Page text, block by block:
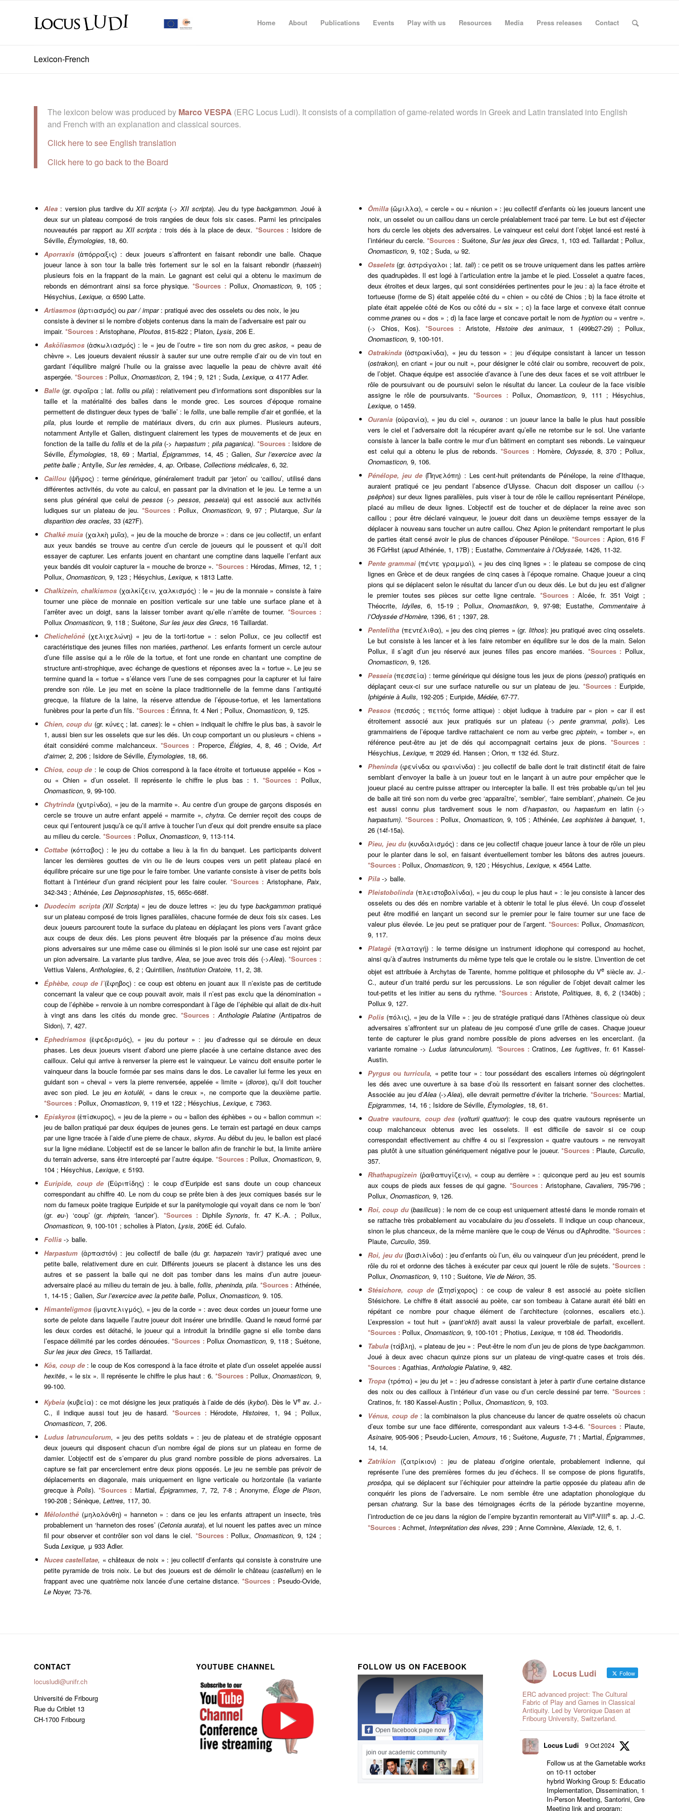
Home About Publications Events Play with us Resources Media Press releases Contact
Lexicon-French
The lexicon below was produced by Marco VESPA (ERC Locus Ludi). It consists of a compilation of game-related words in Greek and Latin translated into English
and French with an explanation and classical sources.
Click here to see English translation
Click here to go back to the Board
Alea : version plus tardive duXII scripta (->XII scripta). Jeu du type backgammon. Joué à
deux sur un plateau composé de trois rangées de deux fois six cases. Parmi les principales
nouveautés par rapport au XII scripta : trois dés à la place de deux. *Sources : Isidore de
Séville, Étymologies, 18, 60.
Aporraxis (ἀπόρραξις) : deux joueurs s’affrontent en faisant rebondir une balle. Chaque
joueur lance à son tour la balle très fortement sur le sol en la faisant rebondir (rhassein)
plusieurs fois en la frappant de la main. Le gagnant est celui qui a obtenu le maximum de
rebonds en démontrant ainsi sa force physique.*Sources : Pollux,Onomasticon,9, 105 ;
Hésychius, Lexique, α 6590 Latte.
Artiasmos (ἀρτιασμός) ou par / impar : pratiqué avec des osselets ou des noix, le jeu
consiste à deviner si le nombre d’objets contenus dans la main de l’adversaire est pair ou
impair. *Sources : Aristophane, Ploutos, 815-822 ; Platon, Lysis, 206 E.
Askōliasmos (ἀσκωλιασμός) : le « jeu de l’outre » tire son nom du grecaskos, « peau de
chèvre ». Les joueurs devaient réussir à sauter sur une outre remplie d’air ou de vin tout en
gardant l’équilibre malgré l’huile ou la graisse avec laquelle la peau de chèvre avait été
aspergée. *Sources : Pollux, Onomasticon, 2, 194 ; 9, 121 ; Suda, Lexique, α 4177 Adler.
Balle (gr. σφαῖρα ; lat. follisou pila) : relativement peu d’informations sont disponibles sur la
taille et la matérialité des balles dans le monde grec. Les sources d’époque romaine
permettent de distinguer deux types de ‘balle’ : lefollis, une balle remplie d’air et gonflée, et la
pila, plus lourde et remplie de matériaux divers, du crin aux plumes. Plusieurs auteurs,
notamment Antylle et Galien, distinguent clairement les types de mouvements et de jeux en
fonction de la taille du follis et de la pila(-> harpastum ;pila paganica).*Sources : Isidore de
Séville, Étymologies, 18, 69 ; Martial, Épigrammes, 14, 45 ; Galien, Sur l’exercice avec la
petite balle ; Antylle, Sur les remèdes, 4, ap. Oribase, Collections médicales, 6, 32.
Caillou (ψῆφος) : terme générique, généralement traduit par ‘jeton’ ou ‘caillou’, utilisé dans
différentes activités, du vote au calcul, en passant par la divination et le jeu. Le terme a un
sens plus général que celui depessos (->pessos, pesseia) qui est associé aux activités
ludiques sur un plateau de jeu.*Sources : Pollux, Onomasticon, 9, 97 ; Plutarque, Sur la
disparition des oracles, 33 (427F).
Chalkē muia (χαλκὴ μυῖα), « jeu de la mouche de bronze » : dans ce jeu collectif, un enfant
aux yeux bandés se trouve au centre d’un cercle de joueurs qui le poussent et qu’il doit
essayer de capturer. Les enfants jouent en chantant une comptine dans laquelle l’enfant aux
yeux bandés dit vouloir capturer la « mouche de bronze ».*Sources : Hérodas, Mimes, 12, 1 ;
Pollux, Onomasticon, 9, 123 ; Hésychius, Lexique, κ 1813 Latte.
Chalkizein, chalkismos (χαλκίζειν, χαλκισμός) : le « jeu de la monnaie » consiste à faire
tourner une pièce de monnaie en position verticale sur une table une surface plane et à
l’arrêter avec un doigt, sans la laisser tomber avant qu’elle n’arrête de tourner. *Sources :
Pollux Onomasticon, 9, 118 ; Suétone, Sur les jeux des Grecs, 16 Taillardat.
Chelichelōnē (χελιχελώνη) « jeu de la torti-tortue » : selon Pollux, ce jeu collectif est
caractéristique des jeunes filles non mariées,parthenoi. Les enfants forment un cercle autour
d’une fille assise qui a le rôle de la tortue, et font une ronde en chantant une comptine de
structure anti-strophique, avec échange de questions et réponses avec la « tortue ». Le jeu se
termine quand la « tortue » s’élance vers l’une de ses compagnes pour la capturer et lui faire
prendre son rôle. Le jeu met en scène la place traditionnelle de la femme dans l’antiquité
grecque, la filature de la laine, la réserve attendue de l’épouse-tortue, et les lamentations
funèbres pour la perte d’un fils. *Sources : Érinna, fr. 4 Neri ; Pollux, Onomasticon, 9, 125.
Chien, coup du (gr. κύνες ; lat.canes): le « chien » indiquait le chiffre le plus bas, à savoir le
1, aussi bien sur les osselets que sur les dés. Un coup comportant un ou plusieurs « chiens »
était considéré comme malchanceux.*Sources : Properce,Élégies, 4, 8, 46 ; Ovide,Art
d’aimer, 2, 206 ; Isidore de Séville, Étymologies, 18, 66.
Chios, coup de : le coup de Chios correspond à la face étroite et tortueuse appelée « Kos »
ou « Chien » d’un osselet. Il représente le chiffre le plus bas : 1. *Sources : Pollux,
Onomasticon, 9, 99-100.
Chytrinda (χυτρίνδα), « jeu de la marmite ». Au centre d’un groupe de garçons disposés en
cercle se trouve un autre enfant appelé « marmite », chytra. Ce dernier reçoit des coups de
ceux qui l’entourent jusqu’à ce qu’il arrive à toucher l’un d’eux qui doit prendre ensuite sa place
au milieu du cercle. *Sources : Pollux, Onomasticon, 9, 113-114.
Cottabe (κότταβος) : le jeu du cottabe a lieu à la fin du banquet. Les participants doivent
lancer les dernières gouttes de vin ou lie de leurs coupes vers un petit plateau placé en
équilibre précaire sur une tige pour le faire tomber. Une variante consiste à viser de petits bols
flottant à l’intérieur d’un grand récipient pour les faire couler. *Sources : Aristophane, Paix,
342-343 ; Athénée, Les Deipnosophistes, 15, 665c-668f.
Duodecim scripta(XII Scripta) « jeu de douze lettres »: jeu du typebackgammon pratiqué
sur un plateau composé de trois lignes parallèles, chacune formée de deux fois six cases. Les
deux joueurs parcourent toute la surface du plateau en déplaçant les pions vers l’avant grâce
aux coups de deux dés. Les pions peuvent être bloqués par la présence d’au moins deux
pions adversaires sur une même case ou éliminés si le pion isolé sur une case est rejoint par
un pion adversaire. La variante plus tardive,Alea, se joue avec trois dés (->Alea).*Sources :
Vettius Valens,Anthologies, 6, 2 ; Quintilien, Institution Oratoire, 11, 2, 38.
Éphèbe, coup de l’(ἔφηβος) : ce coup est obtenu en jouant aux Il n’existe pas de certitude
concernant la valeur que ce coup pouvait avoir, mais il n’est pas exclu que la dénomination «
coup de l’éphèbe » renvoie à un nombre correspondant à l’âge de l’éphébie qui allait de dix-huit
à vingt ans dans les cités du monde grec.*Sources : Anthologie Palatine (Antipatros de
Sidon), 7, 427.
Ephedrismos (ἐφεδρισμός), « jeu du porteur » : jeu d’adresse qui se déroule en deux
phases. Les deux joueurs visent d’abord une pierre placée à une certaine distance avec des
cailloux. Celui qui arrive à renverser la pierre est le vainqueur. Le vaincu doit ensuite porter le
vainqueur dans la boucle formée par ses mains dans le dos. Le cavalier lui ferme les yeux en
guidant son « cheval » vers la pierre renversée, appelée « limite » (dioros), qu’il doit toucher
avec son pied. Le jeuen kotulēi, « dans le creux », ne comporte que la deuxième partie.
*Sources : Pollux, Onomasticon, 9, 119 et 122 ; Hésychius, Lexique, ε 7363.
Episkyros (ἐπίσκυρος), « jeu de la pierre » ou « ballon des éphèbes » ou « ballon commun »:
jeu de ballon pratiqué par deux équipes de jeunes gens. Le terrain est partagé en deux camps
par une ligne tracée à l’aide d’une pierre de chaux, skyros. Au début du jeu, le ballon est placé
sur la ligne médiane. L’objectif est de se lancer le ballon afin de franchir le but, la limite arrière
du terrain adverse, sans être intercepté par l’autre équipe. *Sources : Pollux, Onomasticon, 9,
104 ; Hésychius, Lexique, ε 5193.
Euripide, coup de (Εὐριπίδης) : le coup d’Euripide est sans doute un coup chanceux
correspondant au chiffre 40. Le nom du coup se prête bien à des jeux comiques basés sur le
nom du fameux poète tragique Euripide et sur la parétymologie qui voyait dans ce nom le ‘bon’
(gr.eu-) ‘coup’ (gr.rhiptein,‘lancer’). *Sources : DiphileSynoris, fr. 47 K.-A. ; Pollux,
Onomasticon, 9, 100-101 ; scholies à Platon, Lysis, 206E éd. Cufalo.
Follis -> balle.
Harpastum (ἁρπαστόν) : jeu collectif de balle (du gr.harpazein ‘ravir’)pratiqué avec une
petite balle, relativement dure en cuir. Différents joueurs se placent à distance les uns des
autres et se passent la balle qui ne doit pas tomber dans les mains d’un autre joueur-
adversaire placé au milieu du terrain de jeu. à balle,follis, pheninda, pila.*Sources : Athénée,
1, 14-15 ; Galien, Sur l’exercice avec la petite balle, Pollux, Onomasticon, 9. 105.
Himanteligmos (ἱμαντελιγμός), « jeu de la corde » : avec deux cordes un joueur forme une
sorte de pelote dans laquelle l’autre joueur doit insérer une brindille. Quand le nœud formé par
les deux cordes est détaché, le joueur qui a introduit la brindille gagne si elle tombe dans
l’espace délimité par les cordes dénouées.*Sources : PolluxOnomasticon, 9, 118 ; Suétone,
Sur les jeux des Grecs, 15 Taillardat.
Kōs, coup de : le coup de Kos correspond à la face étroite et plate d’un osselet appelée aussi
hexitēs, « le six ». Il représente le chiffre le plus haut : 6.*Sources : Pollux,Onomasticon, 9,
99-100.
Kybeia (κυβεία) : ce mot désigne les jeux pratiqués à l’aide de dés (kyboi). Dès le Veav. J.-
C., il indique aussi tout jeu de hasard. *Sources : Hérodote,Histoires, 1, 94 ; Pollux,
Onomasticon, 7, 206.
Ludus latrunculorum, « jeu des petits soldats » : jeu de plateau et de stratégie opposant
deux joueurs qui disposent chacun d’un nombre égal de pions sur un plateau en forme de
damier. L’objectif est de s’emparer du plus grand nombre possible de pions adversaires. La
capture se fait par encerclement entre deux pions opposés. Le jeu ne semble pas prévoir de
déplacements en diagonale, mais uniquement en ligne verticale ou horizontale (la variante
grecque à Polis).*Sources : Martial,Épigrammes, 7, 72, 7-8 ; Anonyme, Éloge de Pison,
190-208 ; Sénèque, Lettres, 117, 30.
Mēlolonthē (μηλολόνθη) « hanneton » : dans ce jeu les enfants attrapent un insecte, très
probablement un ‘hanneton des roses’ (Cetonia aurata), et lui nouent les pattes avec un mince
fil pour observer et contrôler son vol dans le ciel. *Sources : Pollux, Onomasticon, 9, 124 ;
Suda Lexique, μ 933 Adler.
Nuces castellatae, « châteaux de noix » : jeu collectif d’enfants qui consiste à construire une
petite pyramide de trois noix. Le but des joueurs est de démolir le château (castellum) en le
frappant avec une quatrième noix lancée d’une certaine distance.*Sources : Pseudo-Ovide,
Le Noyer, 73-76.
Ōmilla (ὤμιλλα), « cercle » ou « réunion » : jeu collectif d’enfants où les joueurs lancent une
noix, un osselet ou un caillou dans un cercle préalablement tracé par terre. Le but est d’éjecter
hors du cercle les objets des adversaires. Le vainqueur est celui dont l’objet lancé est resté à
l’intérieur du cercle.*Sources : Suétone, Sur les jeux des Grecs, 1, 103 ed. Taillardat ; Pollux,
Onomasticon, 9, 102 ; Suda, ω 92.
Osselets (gr. ἀστράγαλοι ; lat. tali) : ce petit os se trouve uniquement dans les pattes arrière
des quadrupèdes. Il est logé à l’articulation entre la jambe et le pied. L’osselet a quatre faces,
deux étroites et deux larges, qui sont considérées pertinentes pour le jeu : a) la face étroite et
tortueuse (forme de S) était appelée côté du « chien » ou côté de Chios ; b) la face étroite et
plate était appelée côté de Kos ou côté du « six » ; c) la face large et convexe était connue
commepranesou « dos » ; d) la face large et concave portait le nom de hyptionou « ventre ».
(-> Chios, Kos). *Sources : Aristote, Histoire des animaux, 1 (499b27-29) ; Pollux,
Onomasticon,9, 100-101.
Ostrakinda (ὀστρακίνδα), « jeu du tesson » : jeu d’équipe consistant à lancer un tesson
(ostrakon), en criant « jour ou nuit », pour désigner le côté clair ou sombre, recouvert de poix,
de l’objet. Chaque équipe est associée d’avance à l’une des deux faces et se voit attribuer le
rôle de poursuivant ou de poursuivi selon le résultat du lancer. La couleur de la face visible
assigne le rôle de poursuivants.*Sources : Pollux,Onomasticon,9, 111 ; Hésychius,
Lexique,ο 1459.
Ourania (οὐρανία), « jeu du ciel », ouranos : un joueur lance la balle le plus haut possible
vers le ciel et l’adversaire doit la récupérer avant qu’elle ne retombe sur le sol. Une variante
consiste à lancer la balle contre le mur d’un bâtiment en comptant ses rebonds. Le vainqueur
est celui qui a obtenu le plus de rebonds.*Sources : Homère, Odyssée, 8, 370 ; Pollux,
Onomasticon,9, 106.
Pénélope, jeu de (Πηνελόπη) : Les cent-huit prétendants de Pénélope, la reine d’Ithaque,
auraient pratiqué ce jeu pendant l’absence d’Ulysse. Chacun doit disposer un caillou (->
psēphos) sur deux lignes parallèles, puis viser à tour de rôle le caillou représentant Pénélope,
placé au milieu de deux lignes. L’objectif est de toucher et de déplacer la reine avec son
caillou ; pour être déclaré vainqueur, le joueur doit dans un deuxième temps essayer de la
déplacer à nouveau sans toucher un autre caillou. Chez Apion le prétendant remportant le plus
de parties était censé avoir le plus de chances d’épouser Pénélope.*Sources : Apion, 616 F
36 FGrHist (apudAthénée, 1, 17B) ; Eustathe,Commentaire à l’Odyssée, 1426, 11-32.
Pente grammai (πέντε γραμμαὶ), « jeu des cinq lignes » : le plateau se compose de cinq
lignes en Grèce et de deux rangées de cinq cases à l’époque romaine. Chaque joueur a cinq
pions qui se déplacent selon le résultat du lancer d’un ou deux dés. Le but du jeu est d’aligner
le premier toutes ses pièces sur cette ligne centrale.*Sources : Alcée, fr. 351 Voigt ;
Théocrite, Idylles,6, 15-19 ; Pollux,Onomastikon, 9, 97-98; Eustathe, Commentaire à
l’Odyssée d’Homère, 1396, 61 ; 1397, 28.
Pentelitha (πεντέλιθα), « jeu des cinq pierres » (gr. lithos): jeu pratiqué avec cinq osselets.
Le but consiste à les lancer et à les faire retomber en équilibre sur le dos de la main. Selon
Pollux, il s’agit d’un jeu réservé aux jeunes filles pas encore mariées. *Sources : Pollux,
Onomasticon, 9, 126.
Pesseia (πεσσεία) : terme générique qui désigne tous les jeux de pions (pessoi) pratiqués en
déplaçant ceux-ci sur une surface naturelle ou sur un plateau de jeu. *Sources : Euripide,
Iphigénie à Aulis, 192-205 ; Euripide,Médée,67-77.
Pessos (πεσσός ; πεττός forme attique) : objet ludique à traduire par « pion » car il est
étroitement associé aux jeux pratiqués sur un plateau (-> pente grammai, polis). Les
grammairiens de l’époque tardive rattachaient ce nom au verbe grec piptein, « tomber », en
référence peut-être au jet de dés qui accompagnait certains jeux de pions. *Sources :
Hésychius,Lexique,π 2029 éd. Hansen ; Orion, π 132 éd. Sturz.
Pheninda (φενίνδα ou φαινίνδα) : jeu collectif de balle dont le trait distinctif était de faire
semblant d’envoyer la balle à un joueur tout en le lançant à un autre pour empêcher que le
joueur placé au centre puisse attraper ou intercepter la balle. Il est très probable qu’un tel jeu
de balle ait tiré son nom du verbe grec ‘apparaître’, ‘sembler’, ‘faire semblant’,phainein. Ce jeu
est aussi connu plus tardivement sous le nom d’harpaston, ou harpastumen latin (->
harpastum).*Sources : Pollux, Onomasticon, 9, 105 ; Athénée, Les sophistes à banquet, 1,
26 (14f-15a).
Pieu, jeu du (κυνδαλισμός) : dans ce jeu collectif chaque joueur lance à tour de rôle un pieu
pour le planter dans le sol, en faisant éventuellement tomber les bâtons des autres joueurs.
*Sources : Pollux,Onomasticon,9, 120 ; Hésychius,Lexique,κ 4564 Latte.
Pila -> balle.
Pleistobolinda (πλειστοβολίνδα), « jeu du coup le plus haut » : le jeu consiste à lancer des
osselets ou des dés en nombre variable et à obtenir le total le plus élevé. Un coup d’osselet
peut être modifié en lançant un second sur le premier pour le faire tourner sur une face de
valeur plus élevée. Le jeu peut se pratiquer pour de l’argent.*Sources: Pollux, Onomasticon,
9, 117.
Platagē (πλαταγή) : le terme désigne un instrument idiophone qui correspond au hochet,
ainsi qu’à d’autres instruments du même type tels que le crotale ou le sistre. L’invention de cet
objet est attribuée à Archytas de Tarente, homme politique et philosophe du Ve siècle av. J.-
C., auteur d’un traité perdu sur les percussions. Le son régulier de l’objet devait calmer les
tout-petits et les initier au sens du rythme.*Sources : Aristote,Politiques, 8, 6, 2 (1340b) ;
Pollux 9, 127.
Polis (πόλις), « jeu de la Ville » : jeu de stratégie pratiqué dans l’Athènes classique où deux
adversaires s’affrontent sur un plateau de jeu composé d’une grille de cases. Chaque joueur
tente de capturer le plus grand nombre possible de pions adverses en les encerclant. (la
variante romaine -> Ludus latrunculorum). *Sources : Cratinos,Les fugitives, fr. 61 Kassel-
Austin.
Pyrgus ou turricula, « petite tour » : tour possédant des escaliers internes où dégringolent
les dés avec une ouverture à sa base d’où ils ressortent en faisant sonner des clochettes.
Associée au jeu d’Alea (->Alea), elle devrait permettre d’éviter la tricherie.*Sources: Martial,
Epigrammes, 14, 16 ; Isidore de Séville,Étymologies, 18, 61.
Quatre vautours, coup des (volturii quattuor): le coup des quatre vautours représente un
coup malchanceux obtenus avec les osselets. Il est difficile de savoir si ce coup
correspondait effectivement au chiffre 4 ou si l’expression « quatre vautours » ne renvoyait
pas plutôt à une situation génériquement négative pour le joueur.*Sources : Plaute, Curculio,
357.
Rhathapugizein (ῥαθαπυγίζειν), « coup au derrière » : quiconque perd au jeu est soumis
aux coups de pieds aux fesses de qui gagne. *Sources : Aristophane,Cavaliers, 795-796 ;
Pollux,Onomasticon,9, 126.
Roi, coup du (basilicus) : le nom de ce coup est uniquement attesté dans le monde romain et
se rattache très probablement au vocabulaire du jeu d’osselets. Il indique un coup chanceux,
sinon le plus chanceux, de la même manière que le coup de Vénus ou d’Aphrodite. *Sources :
Plaute,Curculio, 359.
Roi, jeu du (βασιλίνδα) : jeu d’enfants où l’un, élu ou vainqueur d’un jeu précédent, prend le
rôle du roi et ordonne des tâches à exécuter par ceux qui jouent le rôle de sujets.*Sources :
Pollux,Onomasticon,9, 110 ; Suétone, Vie de Néron, 35.
Stésichore, coup de (Στησίχορος) : ce coup de valeur 8 est associé au poète sicilien
Stésichore. Le chiffre 8 était associé au poète, car son tombeau à Catane aurait été bâti en
répétant ce nombre pour chaque élément de l’architecture (colonnes, escaliers etc.).
L’expression « tout huit » (pant’oktō) avait aussi la valeur proverbiale de parfait, excellent.
*Sources : Pollux,Onomasticon,9, 100-101 ; Photius,Lexique,π 108 éd. Theodoridis.
Tabula (τάβλη), « plateau de jeu » : Peut-être le nom d’un jeu de pions de type backgammon.
Joué à deux avec chacun quinze pions sur un plateau de vingt-quatre cases et trois dés.
*Sources : Agathias, Anthologie Palatine, 9, 482.
Tropa (τρόπα) « jeu du jet » : jeu d’adresse consistant à jeter à partir d’une certaine distance
des noix ou des cailloux à l’intérieur d’un vase ou d’un cercle dessiné par terre. *Sources :
Cratinos, fr. 180 Kassel-Austin ; Pollux,Onomasticon,9, 103.
Vénus, coup de : la combinaison la plus chanceuse du lancer de quatre osselets où chacun
d’eux tombe sur une face différente, correspondant aux valeurs 1-3-4-6.*Sources : Plaute,
Asinaire,905-906 ; Pseudo-Lucien,Amours, 16 ; Suétone,Auguste, 71 ; Martial, Épigrammes,
14, 14.
Zatrikion (ζατρίκιον) : jeu de plateau d’origine orientale, probablement indienne, qui
représente l’une des premières formes du jeu d’échecs. Il se compose de pions figuratifs,
prosōpa, qui se déplacent sur l’échiquier pour atteindre la partie opposée du plateau afin de
conquérir les pions de l’adversaire. Le nom semble être une adaptation phonologique du
persan chatrang. Sur la base des témoignages écrits de la période byzantine moyenne,
l’introduction de ce jeu dans la région de l’empire byzantin remonterait au VIIe-VIIIes. ap. J.-C.
*Sources : Achmet, Interprétation des rêves,239 ; Anne Comnène,Alexiade, 12, 6, 1.
CONTACT
locusludi@unifr.ch
Université de Fribourg
Rue du Criblet 13
CH-1700 Fribourg
YOUTUBE CHANNEL FOLLOW US ON FACEBOOK
Open facebook page now
join our academic community
Locus Ludi Follow
ERC advanced project: The Cultural
Fabric of Play and Games in Classical
Antiquity. Led by Veronique Dasen at
Fribourg University, Switzerland.
Locus Ludi 9 Oct 2024
Follow us at the Gametable workshop
on 10-11 october
hybrid Working Group 5: Education,
Implementation, Dissemination, 1st
In-Person Meeting, Santorini, Greece
Meeting link and program: